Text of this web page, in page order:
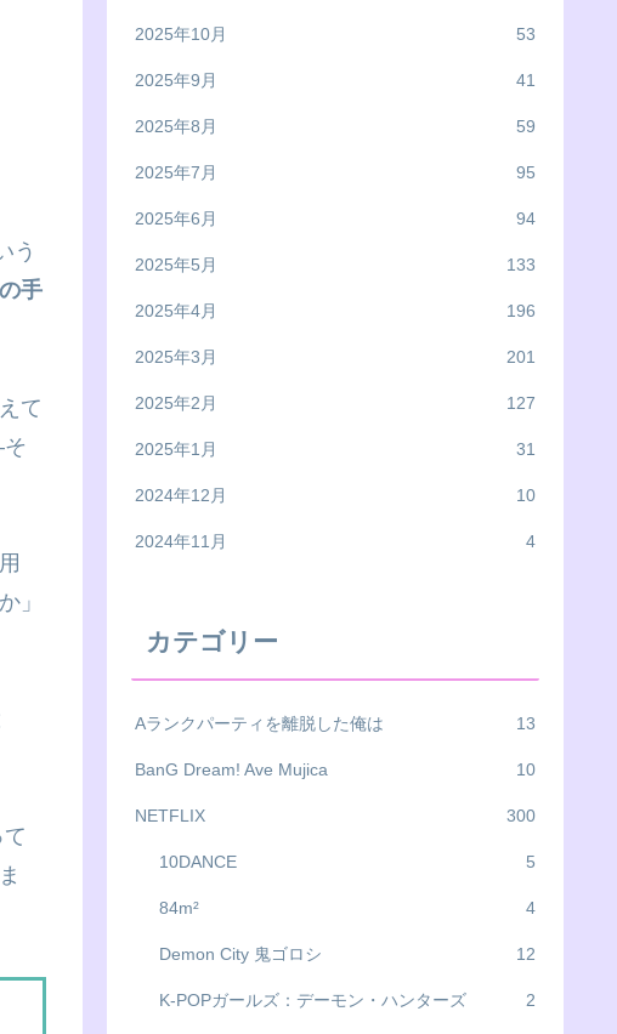
う
手
て
」
2025年10月 53
2025年9月 41
2025年8月 59
2025年7月 95
2025年6月 94
2025年5月 133
2025年4月 196
2025年3月 201
2025年2月 127
2025年1月 31
2024年12月 10
2024年11月 4
カテゴリー
Aランクパーティを離脱した俺は 13
BanG Dream! Ave Mujica 10
NETFLIX 300
10DANCE 5
84m² 4
Demon City 鬼ゴロシ 12
K-POPガールズ：デーモン・ハンターズ 2